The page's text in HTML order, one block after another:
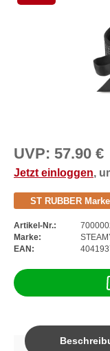
UVP: 57.90 €
Jetzt einloggen,
ST RUBBER Marke
Artikel-Nr.:
Marke:
EAN: